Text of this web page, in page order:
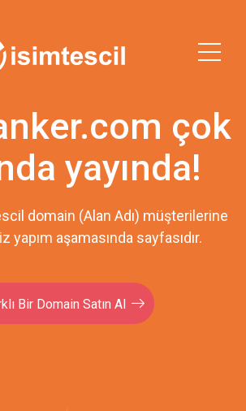
çok
yayında!
domain (Alan Adı) müşterilerine
yapım aşamasında sayfasıdır.
Bir Domain Satın Al